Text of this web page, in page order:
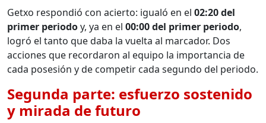
Getxo respondió con acierto: igualó en el 02:20 del
primer periodoy, ya en el 00:00 del primer periodo,
logró el tanto que daba la vuelta al marcador. Dos
acciones que recordaron al equipo la importancia de
cada posesión y de competir cada segundo del periodo.
Segunda parte: esfuerzo sostenido
y mirada de futuro